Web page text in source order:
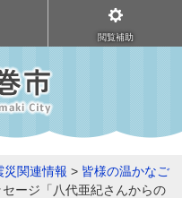
閲覧補助
災関連情報 > 皆様の温かなご
ージ「八代亜紀さんからの